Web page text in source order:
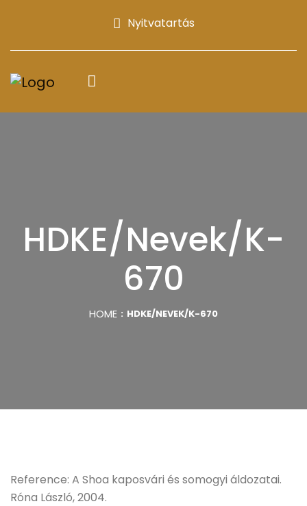
Nyitvatartás
HDKE/Nevek/K-
670
HOME HDKE/NEVEK/K-670
Reference: A Shoa kaposvári és somogyi áldozatai.
Róna László, 2004.